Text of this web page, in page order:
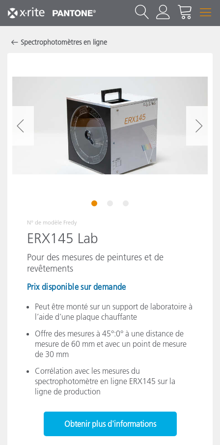
Spectrophotomètres en ligne
1
N° de modèle Fredy
ERX145 Lab
Pour des mesures de peintures et de
revêtements
Prix disponible sur demande
Peut être monté sur un support de laboratoire à
l’aide d’une plaque chauffante
Offre des mesures à 45°:0° à une distance de
mesure de 60 mm et avec un point de mesure
de 30 mm
Corrélation avec les mesures du
spectrophotomètre en ligne ERX145 sur la
ligne de production
Obtenir plus d'informations